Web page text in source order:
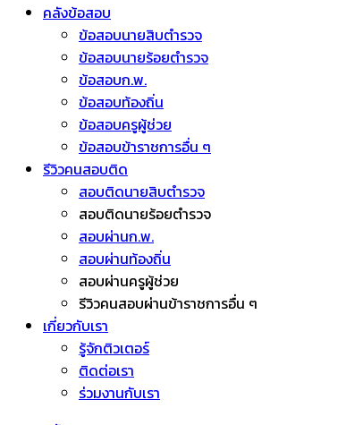
คลังข้อสอบ
ข้อสอบนายสิบตำรวจ
ข้อสอบนายร้อยตำรวจ
ข้อสอบก.พ.
ข้อสอบท้องถิ่น
ข้อสอบครูผู้ช่วย
ข้อสอบข้าราชการอื่น ๆ
รีวิวคนสอบติด
สอบติดนายสิบตำรวจ
สอบติดนายร้อยตำรวจ
สอบผ่านก.พ.
สอบผ่านท้องถิ่น
สอบผ่านครูผู้ช่วย
รีวิวคนสอบผ่านข้าราชการอื่น ๆ
เกี่ยวกับเรา
รู้จักติวเตอร์
ติดต่อเรา
ร่วมงานกับเรา